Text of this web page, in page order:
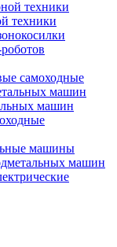
техники
самоходные
машин
машины
машин